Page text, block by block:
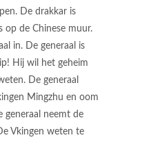
De drakkar is
op de Chinese muur.
in. De generaal is
Hij wil het geheim
De generaal
Mingzhu en oom
generaal neemt de
Vkingen weten te